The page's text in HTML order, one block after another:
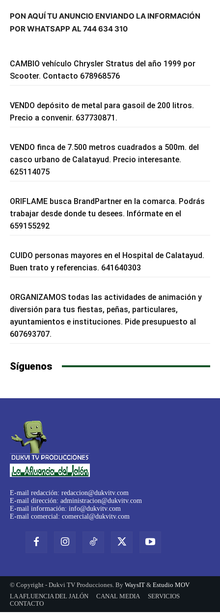
PON AQUÍ TU ANUNCIO ENVIANDO LA INFORMACIÓN
POR WHATSAPP AL 744 634 310
CAMBIO vehículo Chrysler Stratus del año 1999 por
Scooter. Contacto 678968576
VENDO depósito de metal para gasoil de 200 litros.
Precio a convenir. 637730871.
VENDO finca de 7.500 metros cuadrados a 500m. del
casco urbano de Calatayud. Precio interesante.
625114075
ORIFLAME busca BrandPartner en la comarca. Podrás
trabajar desde donde tu desees. Infórmate en el
659155292
CUIDO personas mayores en el Hospital de Calatayud.
Buen trato y referencias. 641640303
ORGANIZAMOS todas las actividades de animación y
diversión para tus fiestas, peñas, particulares,
ayuntamientos e instituciones. Pide presupuesto al
607693707.
Síguenos
E-mail redacción: redaccion@dukvitv.com
E-mail dirección: administracion@dukvitv.com
E-mail información: info@dukvitv.com
E-mail comercial: comercial@dukvitv.com
© Copyright - Dukvi TV Producciones. By WaysIT & Estudio MOV
LA AFLUENCIA DEL JALÓN
CANAL MEDIA
SERVICIOS
CONTACTO